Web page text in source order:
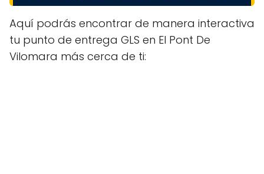
Aquí podrás encontrar de manera interactiva
tu punto de entrega GLS en El Pont De
Vilomara más cerca de ti: